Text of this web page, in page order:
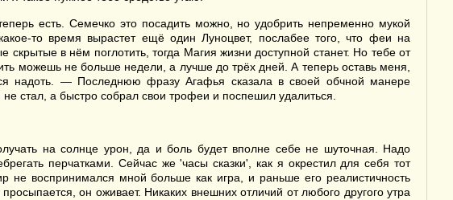
есть. Семечко это посадить можно, но удобрить непременно мукой
то время вырастет ещё один Луноцвет, послабее того, что феи на
в нём поглотить, тогда Магия жизни доступной станет. Но тебе от
можешь не больше недели, а лучше до трёх дней. А теперь оставь меня,
надоть. — Последнюю фразу Агафья сказала в своей обчной манере
стал, а быстро собрал свои трофеи и поспешил удалиться.
на солнце урон, да и боль будет вполне себе не шуточная. Надо
перчатками. Сейчас же 'часы сказки', как я окрестил для себя тот
не воспринимался мной больше как игра, и раньше его реалистичность
он оживает. Никаких внешних отличий от любого другого утра